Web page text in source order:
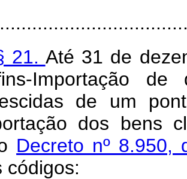
21. Até 31 de
Importação
de um
dos bens
Decreto nº
códigos: